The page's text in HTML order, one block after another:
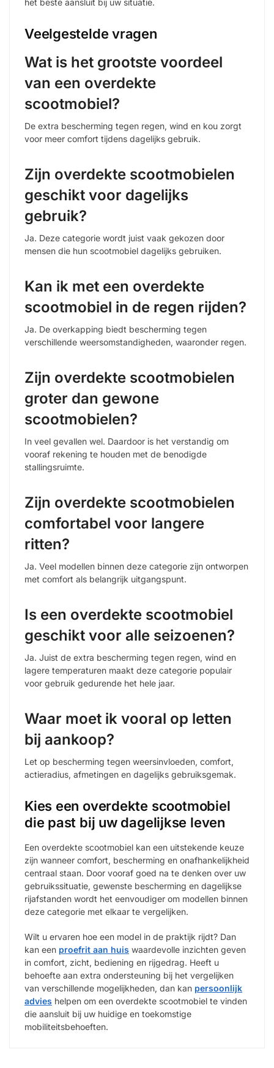
Veelgestelde vragen
Wat is het grootste voordeel
van een overdekte
scootmobiel?
De extra bescherming tegen regen, wind en kou zorgt
voor meer comfort tijdens dagelijks gebruik.
Zijn overdekte scootmobielen
geschikt voor dagelijks
gebruik?
Ja. Deze categorie wordt juist vaak gekozen door
mensen die hun scootmobiel dagelijks gebruiken.
Kan ik met een overdekte
scootmobiel in de regen rijden?
Ja. De overkapping biedt bescherming tegen
verschillende weersomstandigheden, waaronder regen.
Zijn overdekte scootmobielen
groter dan gewone
scootmobielen?
In veel gevallen wel. Daardoor is het verstandig om
vooraf rekening te houden met de benodigde
stallingsruimte.
Zijn overdekte scootmobielen
comfortabel voor langere
ritten?
Ja. Veel modellen binnen deze categorie zijn ontworpen
met comfort als belangrijk uitgangspunt.
Is een overdekte scootmobiel
geschikt voor alle seizoenen?
Ja. Juist de extra bescherming tegen regen, wind en
lagere temperaturen maakt deze categorie populair
voor gebruik gedurende het hele jaar.
Waar moet ik vooral op letten
bij aankoop?
Let op bescherming tegen weersinvloeden, comfort,
actieradius, afmetingen en dagelijks gebruiksgemak.
Kies een overdekte scootmobiel
die past bij uw dagelijkse leven
Een overdekte scootmobiel kan een uitstekende keuze
zijn wanneer comfort, bescherming en onafhankelijkheid
centraal staan. Door vooraf goed na te denken over uw
gebruikssituatie, gewenste bescherming en dagelijkse
rijafstanden wordt het eenvoudiger om modellen binnen
deze categorie met elkaar te vergelijken.
Wilt u ervaren hoe een model in de praktijk rijdt? Dan
kan een proefrit aan huis waardevolle inzichten geven
in comfort, zicht, bediening en rijgedrag. Heeft u
behoefte aan extra ondersteuning bij het vergelijken
van verschillende mogelijkheden, dan kan persoonlijk
advies helpen om een overdekte scootmobiel te vinden
die aansluit bij uw huidige en toekomstige
mobiliteitsbehoeften.